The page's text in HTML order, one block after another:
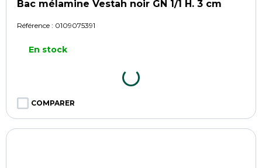
Bac mélamine Vestah noir GN 1/1 H. 3 cm
Référence : 0109075391
En stock
COMPARER